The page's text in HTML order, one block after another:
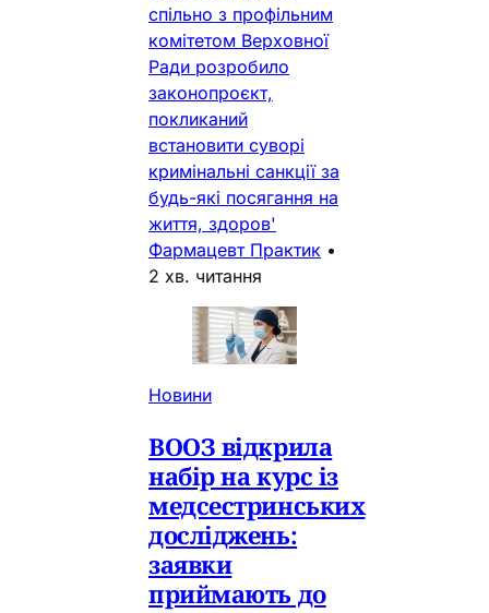
спільно з профільним
комітетом Верховної
Ради розробило
законопроєкт,
покликаний
встановити суворі
кримінальні санкції за
будь-які посягання на
життя, здоров'
Фармацевт Практик •
2 хв. читання
Новини
ВООЗ відкрила
набір на курс із
медсестринських
досліджень:
заявки
приймають до